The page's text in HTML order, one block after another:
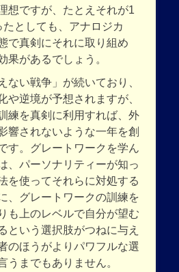
想ですが、たとえそれが1
としても、アナロジカ
で真剣にそれに取り組め
果があるでしょう。
ない戦争」が続いており、
や逆境が予想されますが、
練を真剣に利用すれば、外
響されないような一年を創
す。グレートワークを学ん
、パーソナリティーが知っ
を使ってそれらに対処する
、グレートワークの訓練を
も上のレベルで自分が望む
という選択肢がつねに与え
のほうがよりパワフルな選
うまでもありません。